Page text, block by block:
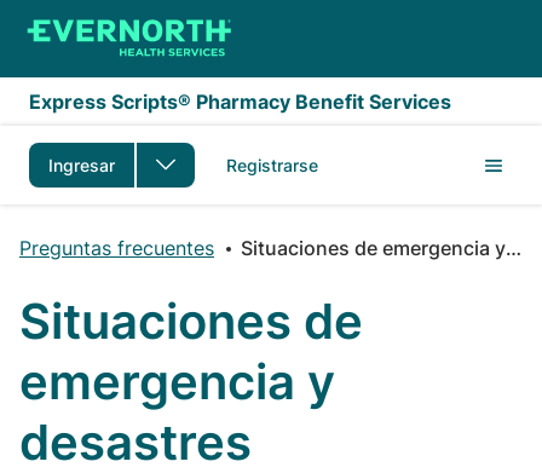
Saltar al contenido principal
Express Scripts® Pharmacy Benefit Services
Ingresar Registrarse
Preguntas frecuentes Situaciones de emergencia y desastres
Situaciones de
emergencia y
desastres